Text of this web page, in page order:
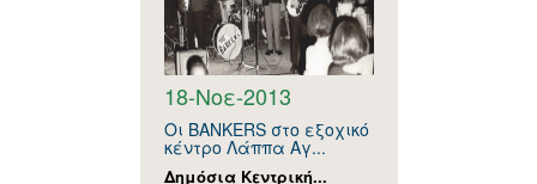
18-Νοε-2013
Οι BANKERS στο εξοχικό
κέντρο Λάππα Αγ...
Δημόσια Κεντρική...